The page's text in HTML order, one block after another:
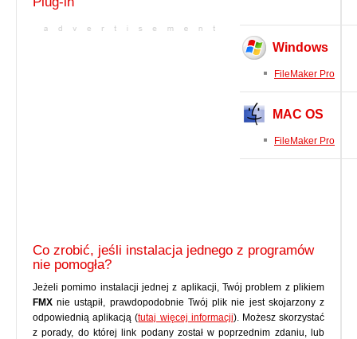
Windows
FileMaker Pro
MAC OS
FileMaker Pro
Co zrobić, jeśli instalacja jednego z programów
nie pomogła?
Jeżeli pomimo instalacji jednej z aplikacji, Twój problem z plikiem
FMX nie ustąpił, prawdopodobnie Twój plik nie jest skojarzony z
odpowiednią aplikacją (tutaj więcej informacji). Możesz skorzystać
z porady, do której link podany został w poprzednim zdaniu, lub